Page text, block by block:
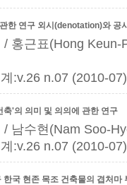
한 연구 외시(denotation)와 공
/ 홍근표(Hong Keun-
:v.26 n.07 (2010-07)
'의 의미 및 의의에 관한 연구
/ 남수현(Nam Soo-
:v.26 n.07 (2010-07)
한국 현존 목조 건축물의 겹처마